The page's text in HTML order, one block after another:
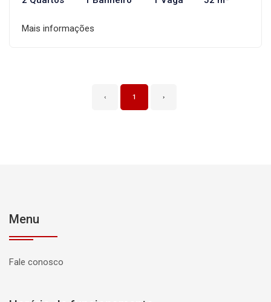
Mais informações
‹ 1 ›
Menu
Fale conosco